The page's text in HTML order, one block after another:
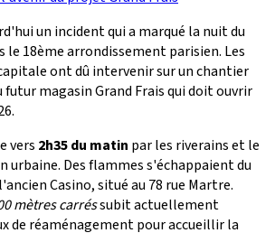
un incident qui a marqué la nuit du
le 18ème arrondissement parisien. Les
ont dû intervenir sur un chantier
magasin Grand Frais qui doit ouvrir
vers 2h35 du matin par les riverains et le
urbaine. Des flammes s'échappaient du
Casino, situé au 78 rue Martre.
mètres carréssubit actuellement
de réaménagement pour accueillir la